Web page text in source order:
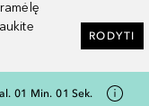
RODYTI
01 Min. 01 Sek.